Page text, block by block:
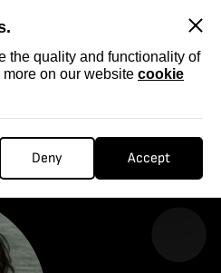
the quality and functionality of
on our website cookie
Deny Accept